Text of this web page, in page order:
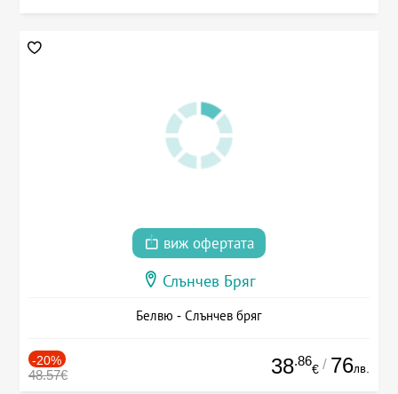
виж офертата
Слънчев Бряг
Белвю - Слънчев бряг
-20%
48.57€ 38.86
€ / 76лв.